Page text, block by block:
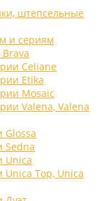
штепсельные
и сериям
Celiane
Etika
Mosaic
Valena, Valena
Glossa
Sedna
Unica
Unica Top, Unica